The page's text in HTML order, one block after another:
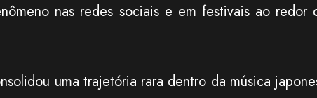
nas redes sociais e em festivais ao redor
uma trajetória rara dentro da música